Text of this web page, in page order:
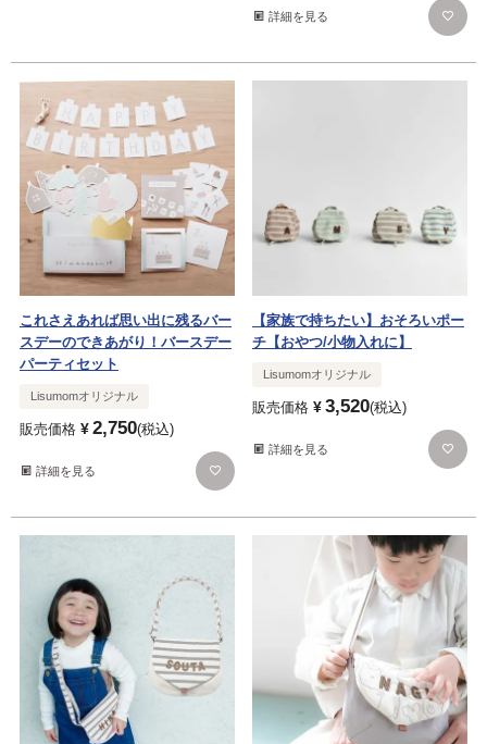
詳細を見る
これさえあれば思い出に残るバー
スデーのできあがり！バースデー
パーティセット
Lisumomオリジナル
販売価格 ¥2,750 税込
詳細を見る
【家族で持ちたい】おそろいポー
チ【おやつ/小物入れに】
Lisumomオリジナル
販売価格 ¥3,520 税込
詳細を見る